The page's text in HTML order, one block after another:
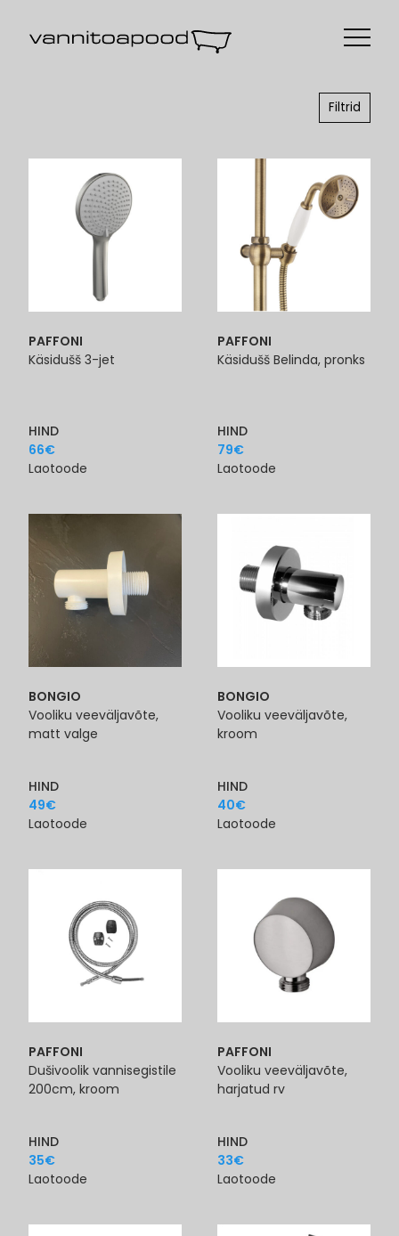
Filtrid
PAFFONI
Käsidušš 3-jet
HIND
66€
Laotoode
PAFFONI
Käsidušš Belinda, pronks
HIND
79€
Laotoode
BONGIO
Vooliku veeväljavõte,
matt valge
HIND
49€
Laotoode
BONGIO
Vooliku veeväljavõte,
kroom
HIND
40€
Laotoode
PAFFONI
Dušivoolik vannisegistile
200cm, kroom
HIND
35€
Laotoode
PAFFONI
Vooliku veeväljavõte,
harjatud rv
HIND
33€
Laotoode